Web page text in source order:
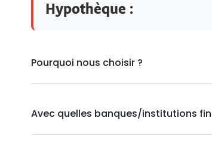
Hypothèque :
Pourquoi nous choisir ?
Avec quelles banques/institutions